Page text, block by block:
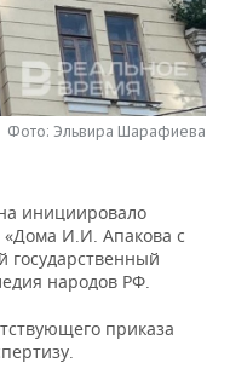
Фото: Эльвира Шарафиева
инициировало
И.И. Апакова с
государственный
народов РФ.
приказа